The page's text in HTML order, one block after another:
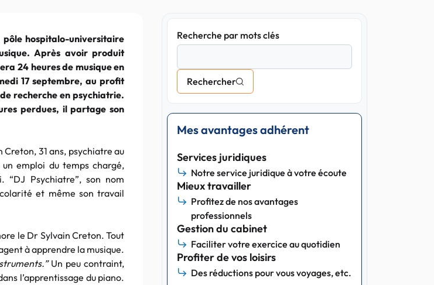
hospitalo-universitaire
Après avoir produit
24 heures de musique en
17 septembre, au profit
recherche en psychiatrie.
perdues, il partage son
31 ans, psychiatre au
emploi du temps chargé,
“DJ Psychiatre”, son nom
et même son travail
le Dr Sylvain Creton. Tout
à apprendre la musique.
Un peu contraint,
l’apprentissage du piano.
Recherche par mots clés
Rechercher
Mes avantages adhérent
Services juridiques
Notre service juridique à votre écoute
Mieux travailler
Profitez de nos avantages
professionnels
Gestion du cabinet
Faciliter votre exercice au quotidien
Profiter de vos loisirs
Des réductions pour vous voyages, etc.